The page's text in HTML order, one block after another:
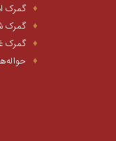
گمرک
گمرک
گمرک